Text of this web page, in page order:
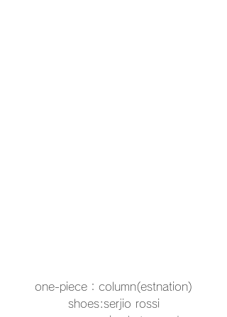
one-piece：column(estnation)
shoes:serjio rossi